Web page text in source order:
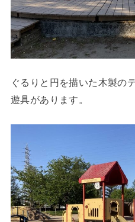
ぐるりと円を描いた木製の
遊具があります。